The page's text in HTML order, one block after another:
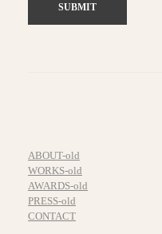
ABOUT-old
WORKS-old
AWARDS-old
PRESS-old
CONTACT